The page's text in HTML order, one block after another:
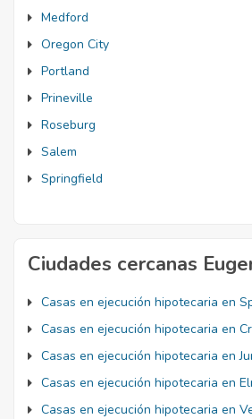
Medford
Oregon City
Portland
Prineville
Roseburg
Salem
Springfield
Ciudades cercanas
Casas en ejecución hipotecaria en
Casas en ejecución hipotecaria en
Casas en ejecución hipotecaria en
Casas en ejecución hipotecaria en
Casas en ejecución hipotecaria en